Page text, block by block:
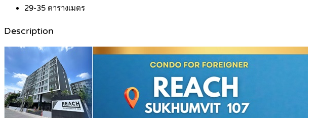
29-35 ตารางเมตร
Description